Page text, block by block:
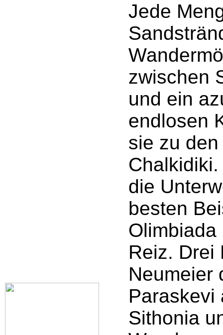
Jede
zwischen
und ein
endlosen
sie zu
die
besten
Reiz. Drei
Neumeier
Paraskevi
Sithonia